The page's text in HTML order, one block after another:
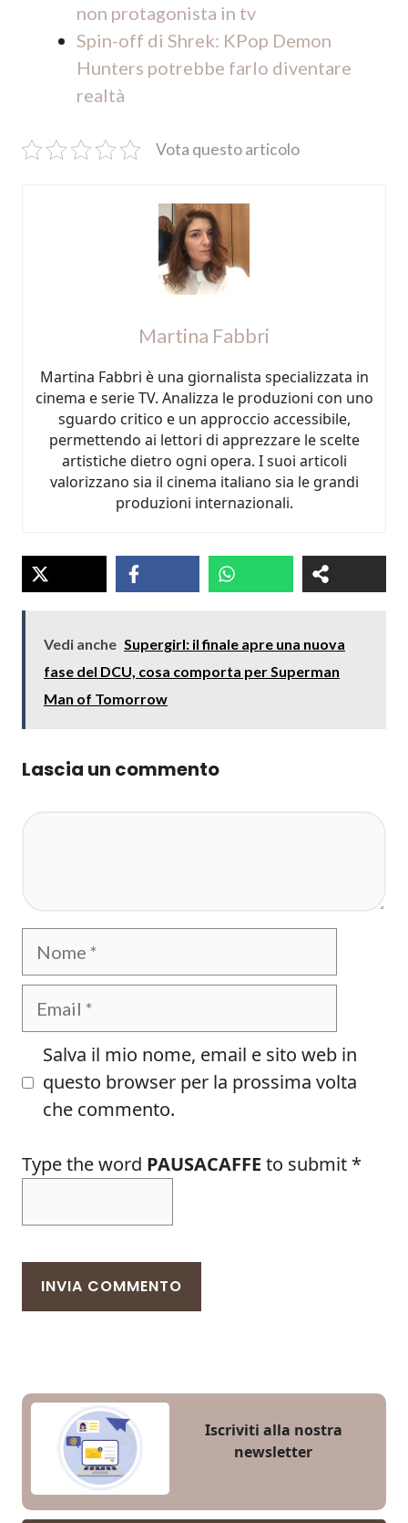
non protagonista in tv
Spin-off di Shrek: KPop Demon
Hunters potrebbe farlo diventare
realtà
Vota questo articolo
Martina Fabbri
Martina Fabbri è una giornalista specializzata in
cinema e serie TV. Analizza le produzioni con uno
sguardo critico e un approccio accessibile,
permettendo ai lettori di apprezzare le scelte
artistiche dietro ogni opera. I suoi articoli
valorizzano sia il cinema italiano sia le grandi
produzioni internazionali.
Vedi anche Supergirl: il finale apre una nuova
fase del DCU, cosa comporta per Superman
Man of Tomorrow
Lascia un commento
Nome
Email
Salva il mio nome, email e sito web in
questo browser per la prossima volta
che commento.
Type the word PAUSACAFFE to submit *
Iscriviti alla nostra
newsletter